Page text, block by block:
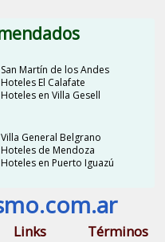
San Martín de los Andes
Hoteles El Calafate
Hoteles en Villa Gesell
Villa General Belgrano
Hoteles de Mendoza
Hoteles en Puerto Iguazú
Links Términos